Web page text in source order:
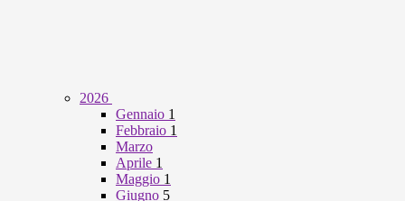
2026
Gennaio 1
Febbraio 1
Marzo
Aprile 1
Maggio 1
Giugno 5